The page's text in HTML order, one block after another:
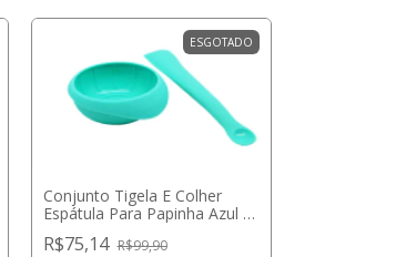
ESGOTADO
Conjunto Tigela E Colher
Espátula Para Papinha Azul -
R$75,14 R$99,90